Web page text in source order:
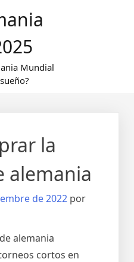
Mundial
la
alemania
de 2022 por
cortos en